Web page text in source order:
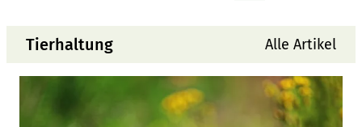
Tierhaltung Alle Artikel